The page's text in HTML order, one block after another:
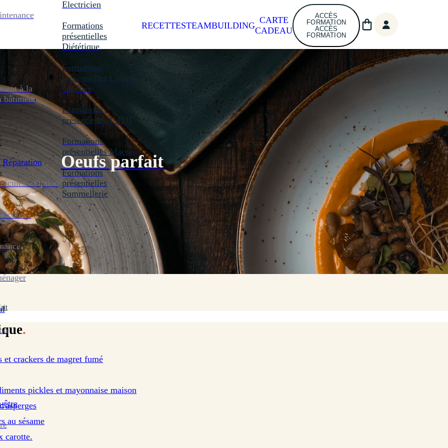
à la
bâtiment
- Option
-
être
Electricien
Formations
présentielles
Diététique
Formations
présentielles Cuisine
végétale
Formations
présentielles IMTB
Formations
présentielles Maçon
Formations
présentielles
Sommellerie
RECETTESTEAMBUILDING
CARTE
CADEAU
ACCÈS
FORMATION
ACCÈS
FORMATION
Oeufs parfait
.
crackers de magret fumé
pickles et mayonnaise maison
au sésame
carotte.